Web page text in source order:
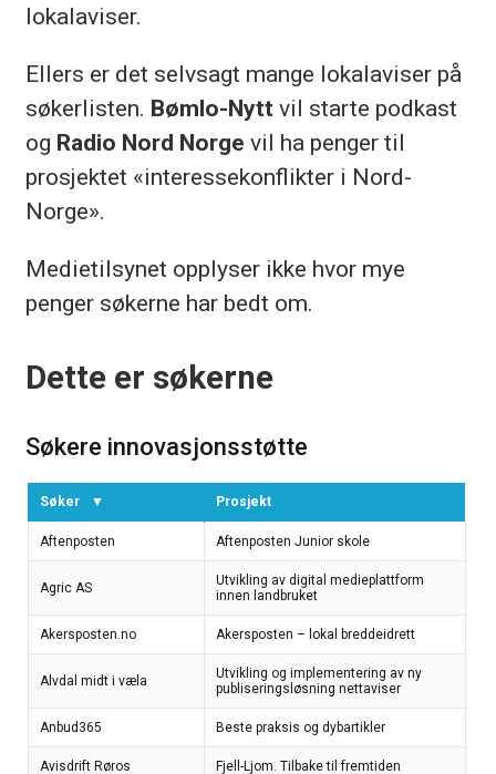
lokalaviser.
Ellers er det selvsagt mange lokalaviser på
søkerlisten. Bømlo-Nyttvil starte podkast
og Radio Nord Norge vil ha penger til
prosjektet «interessekonflikter i Nord-
Norge».
Medietilsynet opplyser ikke hvor mye
penger søkerne har bedt om.
Dette er søkerne